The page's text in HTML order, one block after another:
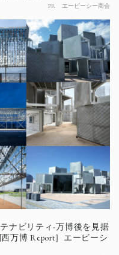
PR エービーシー商会
ナビリティ-万博後を見据
万博 Report］エービーシ